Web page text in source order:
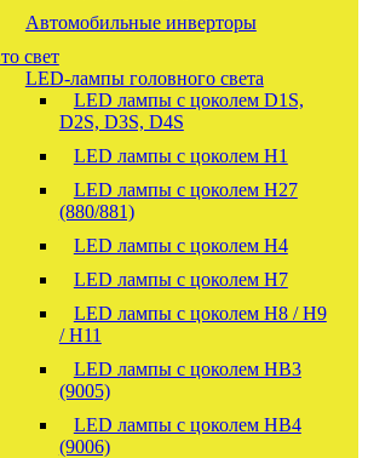
Автомобильные инверторы
свет
LED-лампы головного света
LED лампы с цоколем D1S,
D2S, D3S, D4S
LED лампы с цоколем H1
LED лампы с цоколем H27
(880/881)
LED лампы с цоколем H4
LED лампы с цоколем H7
LED лампы с цоколем H8 / H9
/ H11
LED лампы с цоколем HB3
(9005)
LED лампы с цоколем HB4
(9006)